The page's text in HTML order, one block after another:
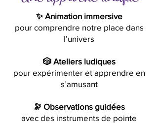
✨ Animation immersive
pour comprendre notre place dans
l’univers
🎲 Ateliers ludiques
pour expérimenter et apprendre en
s’amusant
🔭 Observations guidées
avec des instruments de pointe